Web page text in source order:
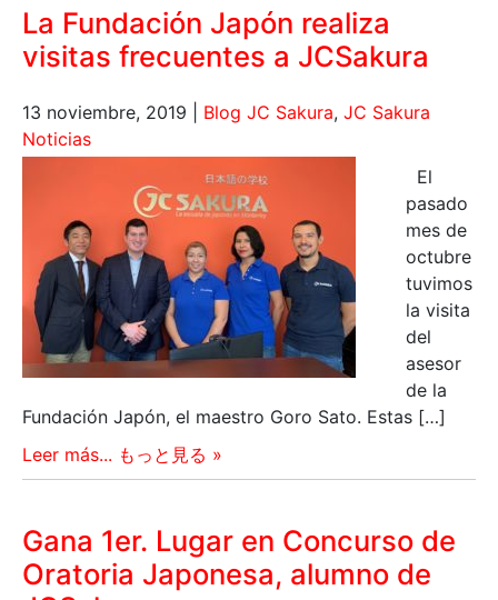
La Fundación Japón realiza
visitas frecuentes a JCSakura
13 noviembre, 2019 Blog JC Sakura, JC Sakura
Noticias
El
pasado
mes de
octubre
tuvimos
la visita
del
asesor
de la
Fundación Japón, el maestro Goro Sato. Estas […]
Leer más... もっと見る »
Gana 1er. Lugar en Concurso de
Oratoria Japonesa, alumno de